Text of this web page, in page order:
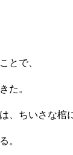
とで、
た。
、ちいさな棺
。